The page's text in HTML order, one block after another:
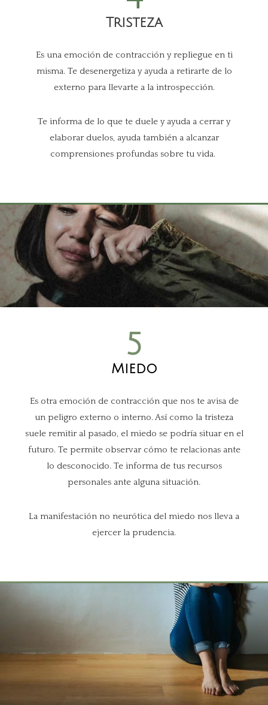
Tristeza
Es una emoción de contracción y repliegue en ti
misma. Te desenergetiza y ayuda a retirarte de lo
externo para llevarte a la introspección.
Te informa de lo que te duele y ayuda a cerrar y
elaborar duelos, ayuda también a alcanzar
comprensiones profundas sobre tu vida.
5
Miedo
Es otra emoción de contracción que nos te avisa de
un peligro externo o interno. Así como la tristeza
suele remitir al pasado, el miedo se podría situar en el
futuro. Te permite observar cómo te relacionas ante
lo desconocido. Te informa de tus recursos
personales ante alguna situación.
La manifestación no neurótica del miedo nos lleva a
ejercer la prudencia.